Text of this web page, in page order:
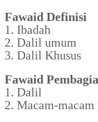
Fawaid Definisi
1. Ibadah
2. Dalil umum
3. Dalil Khusus
Fawaid
1. Dalil
2. Macam-macam